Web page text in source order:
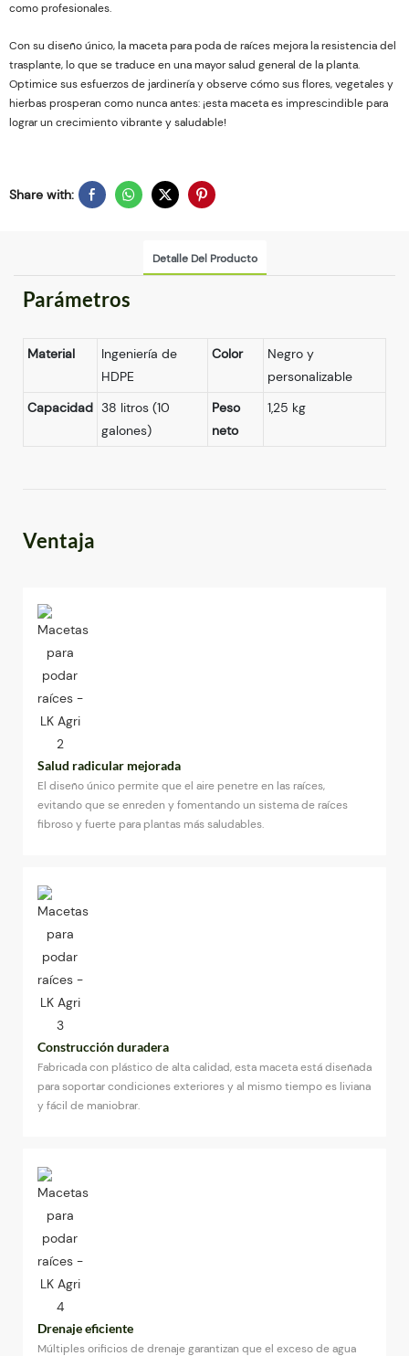
como profesionales.
Con su diseño único, la maceta para poda de raíces mejora la resistencia del
trasplante, lo que se traduce en una mayor salud general de la planta.
Optimice sus esfuerzos de jardinería y observe cómo sus flores, vegetales y
hierbas prosperan como nunca antes: ¡esta maceta es imprescindible para
lograr un crecimiento vibrante y saludable!
Share with:
Detalle Del Producto
Parámetros
Material
Ingeniería de
HDPE
Color
Negro y
personalizable
Capacidad 38 litros (10
galones)
Peso
neto
1,25 kg
Ventaja
Salud radicular mejorada
El diseño único permite que el aire penetre en las raíces,
evitando que se enreden y fomentando un sistema de raíces
fibroso y fuerte para plantas más saludables.
Construcción duradera
Fabricada con plástico de alta calidad, esta maceta está diseñada
para soportar condiciones exteriores y al mismo tiempo es liviana
y fácil de maniobrar.
Drenaje eficiente
Múltiples orificios de drenaje garantizan que el exceso de agua